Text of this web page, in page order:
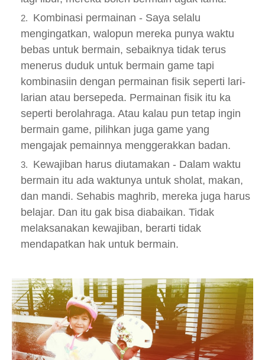
Kombinasi permainan - Saya selalu
mengingatkan, walopun mereka punya waktu
bebas untuk bermain, sebaiknya tidak terus
menerus duduk untuk bermain game tapi
kombinasiin dengan permainan fisik seperti lari-
larian atau bersepeda. Permainan fisik itu ka
seperti berolahraga. Atau kalau pun tetap ingin
bermain game, pilihkan juga game yang
mengajak pemainnya menggerakkan badan.
Kewajiban harus diutamakan - Dalam waktu
bermain itu ada waktunya untuk sholat, makan,
dan mandi. Sehabis maghrib, mereka juga harus
belajar. Dan itu gak bisa diabaikan. Tidak
melaksanakan kewajiban, berarti tidak
mendapatkan hak untuk bermain.